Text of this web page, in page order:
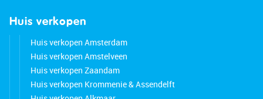
Huis verkopen
Huis verkopen Amsterdam
Huis verkopen Amstelveen
Huis verkopen Zaandam
Huis verkopen Krommenie & Assendelft